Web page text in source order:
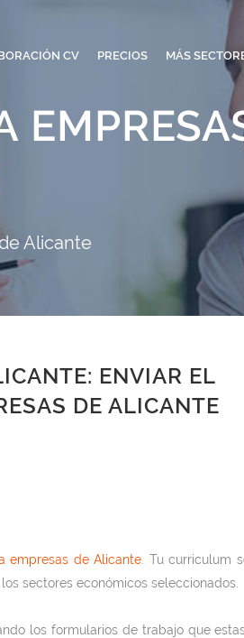
CV PRECIOS MÁS
Alicante
ENVIAR EL
DE ALICANTE
empresas de Alicante . Tu curriculum
sectores económicos seleccionados.
los formularios de trabajo que